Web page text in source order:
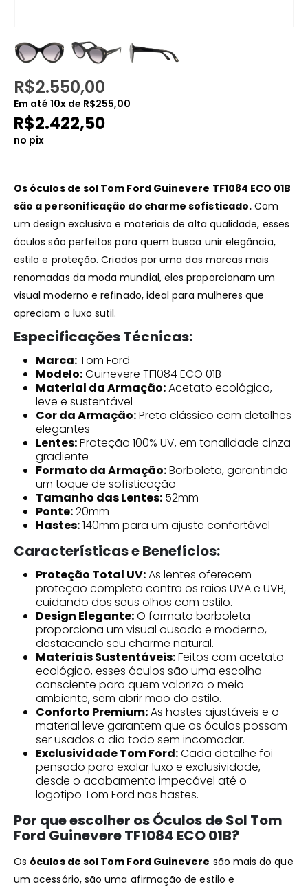
R$2.550,00
Em até 10x de R$255,00
R$2.422,50
no pix
Os óculos de sol Tom Ford Guinevere TF1084 ECO 01B
são a personificação do charme sofisticado. Com
um design exclusivo e materiais de alta qualidade, esses
óculos são perfeitos para quem busca unir elegância,
estilo e proteção. Criados por uma das marcas mais
renomadas da moda mundial, eles proporcionam um
visual moderno e refinado, ideal para mulheres que
apreciam o luxo sutil.
Especificações Técnicas:
Marca:Tom Ford
Modelo:Guinevere TF1084 ECO 01B
Material da Armação:Acetato ecológico,
leve e sustentável
Cor da Armação:Preto clássico com detalhes
elegantes
Lentes:Proteção 100% UV, em tonalidade cinza
gradiente
Formato da Armação:Borboleta, garantindo
um toque de sofisticação
Tamanho das Lentes: 52mm
Ponte:20mm
Hastes:140mm para um ajuste confortável
Características e Benefícios:
Proteção Total UV:As lentes oferecem
proteção completa contra os raios UVA e UVB,
cuidando dos seus olhos com estilo.
Design Elegante:O formato borboleta
proporciona um visual ousado e moderno,
destacando seu charme natural.
Materiais Sustentáveis:Feitos com acetato
ecológico, esses óculos são uma escolha
consciente para quem valoriza o meio
ambiente, sem abrir mão do estilo.
Conforto Premium:As hastes ajustáveis e o
material leve garantem que os óculos possam
ser usados o dia todo sem incomodar.
Exclusividade Tom Ford:Cada detalhe foi
pensado para exalar luxo e exclusividade,
desde o acabamento impecável até o
logotipo Tom Ford nas hastes.
Por que escolher os Óculos de Sol Tom
Ford Guinevere TF1084 ECO 01B?
Os óculos de sol Tom Ford Guinevere são mais do que
um acessório, são uma afirmação de estilo e